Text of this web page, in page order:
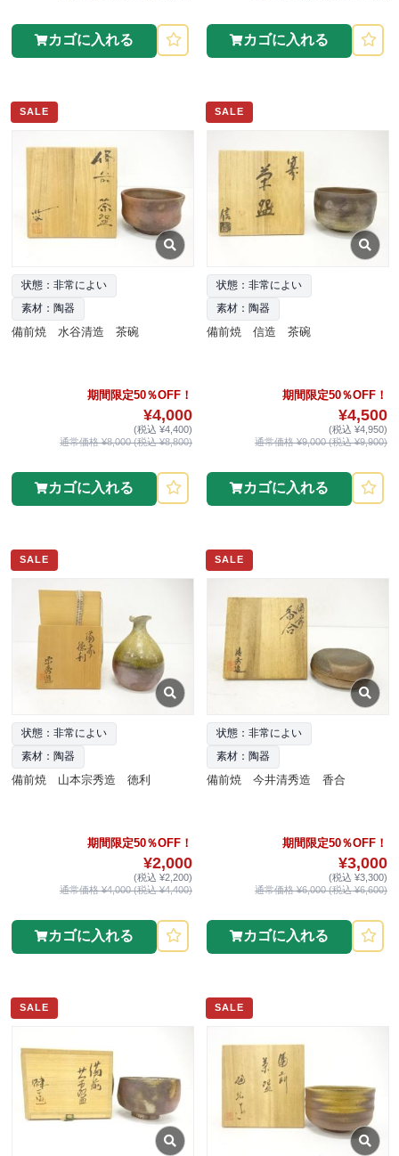
カゴに入れる カゴに入れる
SALE
状態：非常によい
素材：陶器
備前焼 水谷清造 茶碗
期間限定50％OFF！
¥4,000
(税込 ¥4,400)
通常価格 ¥8,000 (税込 ¥8,800)
カゴに入れる
SALE
状態：非常によい
素材：陶器
備前焼 信造 茶碗
期間限定50％OFF！
¥4,500
(税込 ¥4,950)
通常価格 ¥9,000 (税込 ¥9,900)
カゴに入れる
SALE
状態：非常によい
素材：陶器
備前焼 山本宗秀造 徳利
期間限定50％OFF！
¥2,000
(税込 ¥2,200)
通常価格 ¥4,000 (税込 ¥4,400)
カゴに入れる
SALE
状態：非常によい
素材：陶器
備前焼 今井清秀造 香合
期間限定50％OFF！
¥3,000
(税込 ¥3,300)
通常価格 ¥6,000 (税込 ¥6,600)
カゴに入れる
SALE SALE